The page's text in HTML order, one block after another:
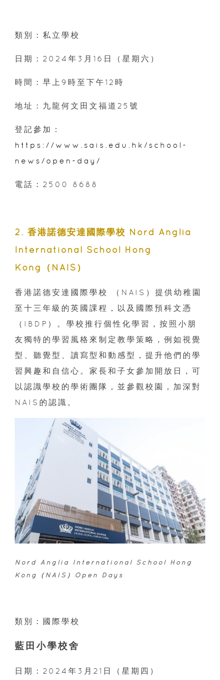
類別：私立學校
日期：2024年3月16日（星期六）
時間：早上9時至下午12時
地址：九龍何文田文福道25號
登記參加：
https://www.sais.edu.hk/school-
news/open-day/
電話：2500 8688
2. 香港諾德安達國際學校 Nord Anglia
International School Hong
Kong（NAIS）
香港諾德安達國際學校 （NAIS）提供幼稚園
至十三年級的英國課程，以及國際預科文憑
（IBDP）。學校推行個性化學習，按照小朋
友獨特的學習風格來制定教學策略，例如視覺
型、聽覺型、讀寫型和動感型，提升他們的學
習興趣和自信心。家長和子女參加開放日，可
以認識學校的學術團隊，並參觀校園，加深對
NAIS的認識。
Nord Anglia International School Hong
Kong（NAIS）Open Days
類別：國際學校
藍田小學校舍
日期：2024年3月21日（星期四）